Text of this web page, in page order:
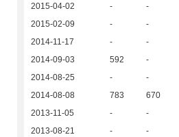
2015-04-02 - -
2015-02-09
- -
2014-11-17
- -
2014-09-03
592 -
2014-08-25
- -
2014-08-08
783 670
2013-11-05
- -
2013-08-21
- -